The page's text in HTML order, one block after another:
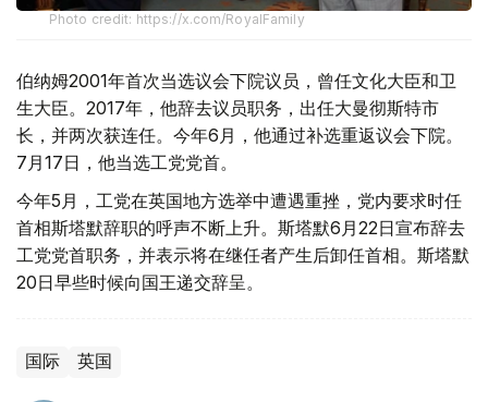
Photo credit: https://x.com/RoyalFamily
伯纳姆2001年首次当选议会下院议员，曾任文化大臣和卫
生大臣。2017年，他辞去议员职务，出任大曼彻斯特市
长，并两次获连任。今年6月，他通过补选重返议会下院。
7月17日，他当选工党党首。
今年5月，工党在英国地方选举中遭遇重挫，党内要求时任
首相斯塔默辞职的呼声不断上升。斯塔默6月22日宣布辞去
工党党首职务，并表示将在继任者产生后卸任首相。斯塔默
20日早些时候向国王递交辞呈。
国际 英国